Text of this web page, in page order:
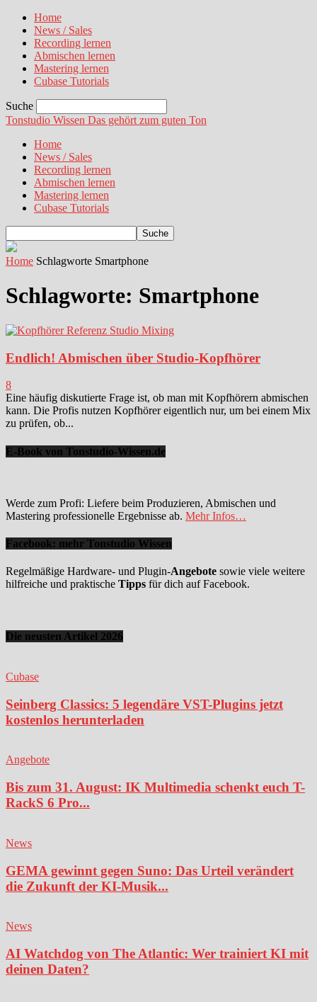
Home
News / Sales
Recording lernen
Abmischen lernen
Mastering lernen
Cubase Tutorials
Suche
Tonstudio Wissen Das gehört zum guten Ton
Home
News / Sales
Recording lernen
Abmischen lernen
Mastering lernen
Cubase Tutorials
Home Schlagworte Smartphone
Schlagworte: Smartphone
Endlich! Abmischen über Studio-Kopfhörer
8
Eine häufig diskutierte Frage ist, ob man mit Kopfhörern abmischen
kann. Die Profis nutzen Kopfhörer eigentlich nur, um bei einem Mix
zu prüfen, ob...
E-Book von Tonstudio-Wissen.de
Werde zum Profi: Liefere beim Produzieren, Abmischen und
Mastering professionelle Ergebnisse ab. Mehr Infos…
Facebook: mehr Tonstudio Wissen
Regelmäßige Hardware- und Plugin-Angebote sowie viele weitere
hilfreiche und praktische Tipps für dich auf Facebook.
Die neusten Artikel 2026
Cubase
Seinberg Classics: 5 legendäre VST-Plugins jetzt
kostenlos herunterladen
Angebote
Bis zum 31. August: IK Multimedia schenkt euch T-
RackS 6 Pro...
News
GEMA gewinnt gegen Suno: Das Urteil verändert
die Zukunft der KI-Musik...
News
AI Watchdog von The Atlantic: Wer trainiert KI mit
deinen Daten?